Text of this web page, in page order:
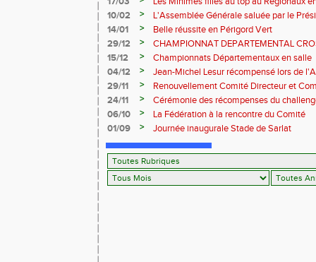
10/02
>
L'Assemblée Générale saluée par le
14/01
>
Belle réussite en Périgord Vert
29/12
>
CHAMPIONNAT DEPARTEMENTAL
2024/2025
15/12 >
Championnats Départementaux en salle
04/12
>
Jean-Michel Lesur récompensé lors de
29/11
>
Renouvellement Comité Directeur et
24/11
>
Cérémonie des récompenses du
Périgord" saison 2024
06/10 >
La Fédération à la rencontre du Comité
01/09
> Journée inaugurale Stade de Sarlat